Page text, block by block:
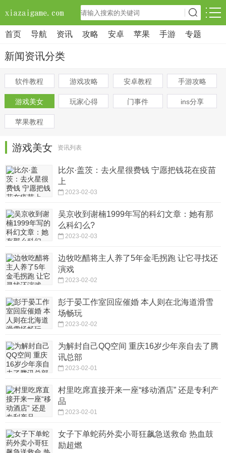
首页 导航 资讯 攻略 安卓 苹果 手游 专题
新闻资讯分类
软件教程 游戏攻略 安卓教程 手游攻略
游戏美女 玩家心得 门事件 ins分享
苹果教程
游戏美女 资讯列表
比尔·盖茨：去火星很费钱 宁愿把钱花在疫苗
上
2023-02-03
吴京收到谢楠1999年写的科幻文章：她有那
么科幻么?
2023-02-03
边牧吃醋将主人养了5年金毛拐跑 让它寻找还
演戏
2023-02-02
彭于晏工作室回应催婚 本人则在北海道滑雪
场畅玩
2023-02-02
为解封自己QQ空间 重庆16岁少年亲自去了腾
讯总部
2023-02-01
村里吃席直接开来一座“移动酒店” 还是专利产
品
2023-02-01
女子下单蛇药外卖小哥狂飙急送救命 热血鼓
励超燃